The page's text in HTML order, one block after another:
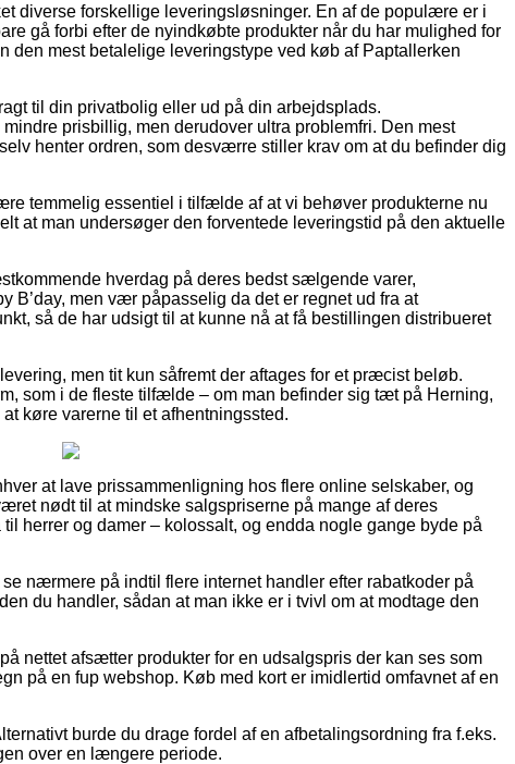
diverse forskellige leveringsløsninger. En af de populære er i
gå forbi efter de nyindkøbte produkter når du har mulighed for
den mest betalelige leveringstype ved køb af Paptallerken
til din privatbolig eller ud på din arbejdsplads.
prisbillig, men derudover ultra problemfri. Den mest
henter ordren, som desværre stiller krav om at du befinder dig
temmelig essentiel i tilfælde af at vi behøver produkterne nu
at man undersøger den forventede leveringstid på den aktuelle
hverdag på deres bedst sælgende varer,
B’day, men vær påpasselig da det er regnet ud fra at
så de har udsigt til at kunne nå at få bestillingen distribueret
men tit kun såfremt der aftages for et præcist beløb.
som i de fleste tilfælde – om man befinder sig tæt på Herning,
køre varerne til et afhentningssted.
at lave prissammenligning hos flere online selskaber, og
nødt til at mindske salgspriserne på mange af deres
herrer og damer – kolossalt, og endda nogle gange byde på
nærmere på indtil flere internet handler efter rabatkoder på
du handler, sådan at man ikke er i tvivl om at modtage den
nettet afsætter produkter for en udsalgspris der kan ses som
på en fup webshop. Køb med kort er imidlertid omfavnet af en
burde du drage fordel af en afbetalingsordning fra f.eks.
over en længere periode.